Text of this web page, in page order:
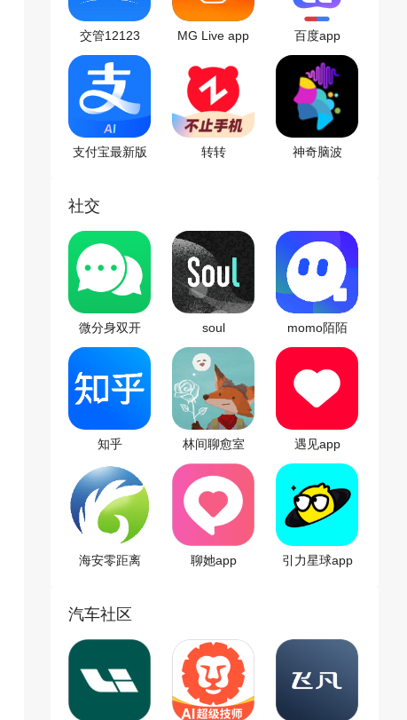
交管12123 MG Live app 百度app
支付宝最新版 转转 神奇脑波
社交
微分身双开
app
soul momo陌陌
知乎
林间聊愈室
app
遇见app
海安零距离 聊她app 引力星球app
汽车社区